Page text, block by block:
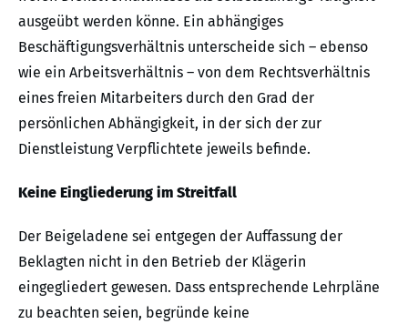
ausgeübt werden könne. Ein abhängiges
Beschäftigungsverhältnis unterscheide sich – ebenso
wie ein Arbeitsverhältnis – von dem Rechtsverhältnis
eines freien Mitarbeiters durch den Grad der
persönlichen Abhängigkeit, in der sich der zur
Dienstleistung Verpflichtete jeweils befinde.
Keine Eingliederung im Streitfall
Der Beigeladene sei entgegen der Auffassung der
Beklagten nicht in den Betrieb der Klägerin
eingegliedert gewesen. Dass entsprechende Lehrpläne
zu beachten seien, begründe keine